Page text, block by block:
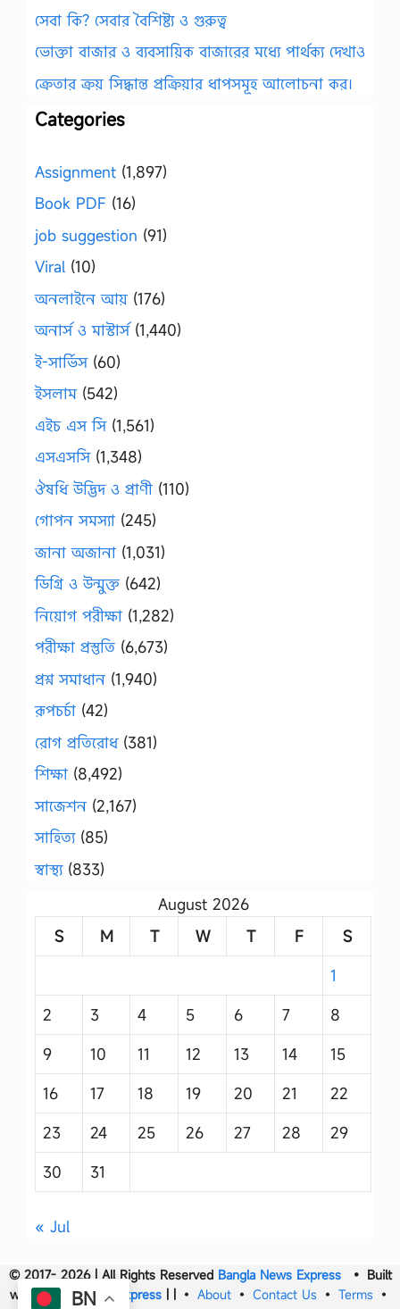
সেবা কি? সেবার বৈশিষ্ট্য ও গুরুত্ব
ভোক্তা বাজার ও ব্যবসায়িক বাজারের মধ্যে পার্থক্য দেখাও
ক্রেতার ক্রয় সিদ্ধান্ত প্রক্রিয়ার ধাপসমূহ আলোচনা কর।
Categories
Assignment (1,897)
Book PDF (16)
job suggestion (91)
Viral (10)
অনলাইনে আয় (176)
অনার্স ও মাস্টার্স(1,440)
ই-সার্ভিস(60)
ইসলাম(542)
এইচ এস সি(1,561)
এসএসসি(1,348)
ঔষধি উদ্ভিদ ও প্রাণী (110)
গোপন সমস্যা (245)
জানা অজানা (1,031)
ডিগ্রি ও উন্মুক্ত (642)
নিয়োগ পরীক্ষা (1,282)
পরীক্ষা প্রস্তুতি (6,673)
প্রশ্ন সমাধান (1,940)
রূপচর্চা (42)
রোগ প্রতিরোধ(381)
শিক্ষা (8,492)
সাজেশন (2,167)
সাহিত্য(85)
স্বাস্থ্য(833)
August 2026
S
M T W T F
S
1
2
3 4 5 6 7
8
9
10 11 12 13 14
15
16
17 18 19 20 21
22
23
24 25 26 27 28
29
30
31
« Jul
© 2017- 2026 | All Rights Reserved Bangla News Express• Built
withBangla News Express • About • Contact Us • Terms •
BN